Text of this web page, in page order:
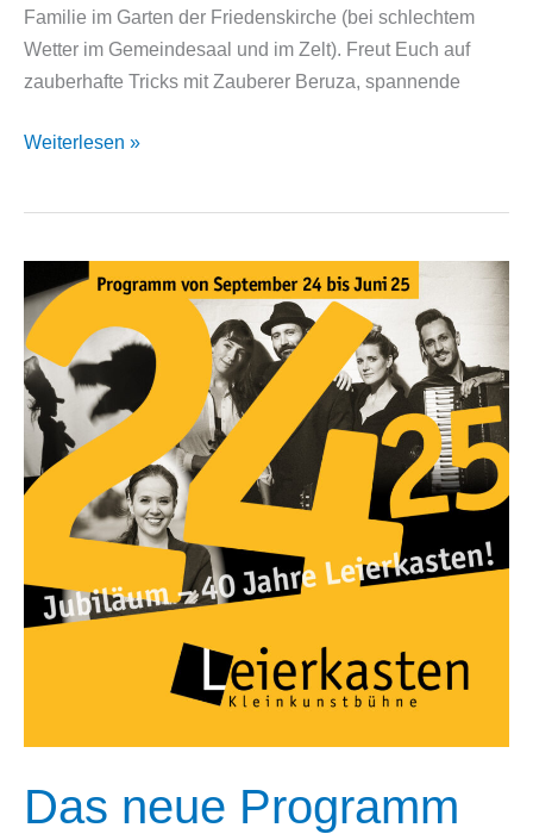
Familie im Garten der Friedenskirche (bei schlechtem
Wetter im Gemeindesaal und im Zelt). Freut Euch auf
zauberhafte Tricks mit Zauberer Beruza, spannende
40
am
Samstag,
28.
Juni
2025
Weiterlesen »
Das neue Programm